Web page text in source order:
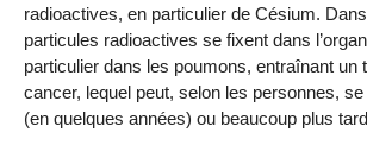
radioactives, en particulier de Césium.
particules radioactives se fixent dans
particulier dans les poumons, entraînant un
cancer, lequel peut, selon les personnes,
(en quelques années) ou beaucoup plus